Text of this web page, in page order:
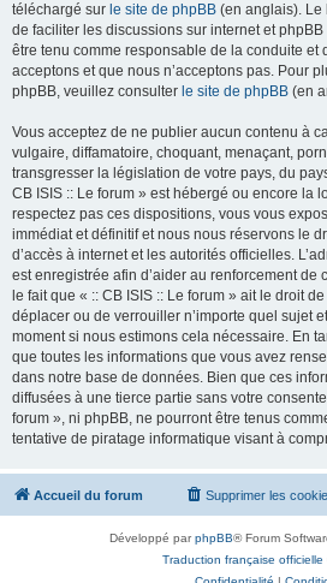
téléchargé sur le site de phpBB (en anglais). Le
de faciliter les discussions sur internet et
être tenu comme responsable de la conduite et
acceptons et que nous n’acceptons pas. Pour
phpBB, veuillez consulter le site de phpBB (en
Vous acceptez de ne publier aucun contenu à
vulgaire, diffamatoire, choquant, menaçant,
transgresser la législation de votre pays, du
CB ISIS :: Le forum » est hébergé ou encore la
respectez pas ces dispositions, vous vous
immédiat et définitif et nous nous réservons le
d’accès à internet et les autorités officielles.
est enregistrée afin d’aider au renforcement de
le fait que « :: CB ISIS :: Le forum » ait le droit
déplacer ou de verrouiller n’importe quel sujet
moment si nous estimons cela nécessaire. En
que toutes les informations que vous avez
dans notre base de données. Bien que ces
diffusées à une tierce partie sans votre
forum », ni phpBB, ne pourront être tenus
tentative de piratage informatique visant à
Accueil du forum Supprimer les
Développé parphpBB® Forum
Traduction française officielle